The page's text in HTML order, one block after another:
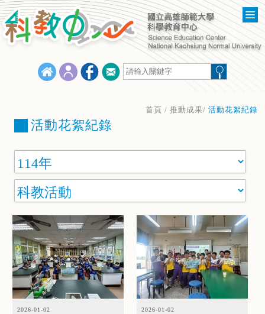
首頁 / 推動成果/ 活動花絮紀錄
活動花絮紀錄
2026-01-02 2026-01-02